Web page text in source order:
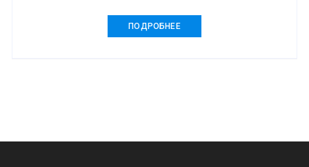
3370,00 ₽.
ПОДРОБНЕЕ